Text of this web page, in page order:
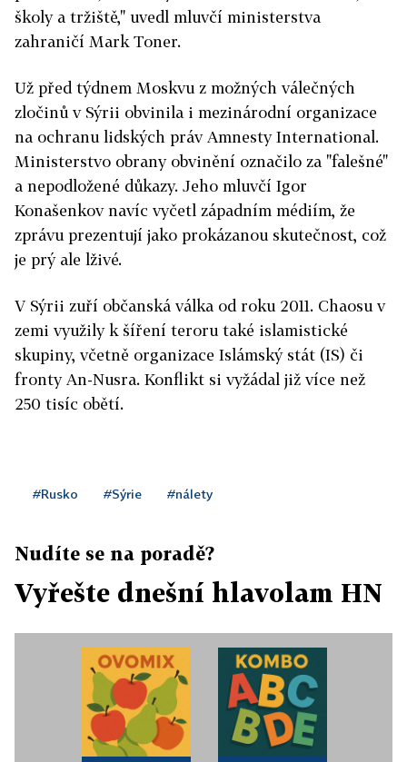
školy a tržiště," uvedl mluvčí ministerstva
zahraničí Mark Toner.
Už před týdnem Moskvu z možných válečných
zločinů v Sýrii obvinila i mezinárodní organizace
na ochranu lidských práv Amnesty International.
Ministerstvo obrany obvinění označilo za "falešné"
a nepodložené důkazy. Jeho mluvčí Igor
Konašenkov navíc vyčetl západním médiím, že
zprávu prezentují jako prokázanou skutečnost, což
je prý ale lživé.
V Sýrii zuří občanská válka od roku 2011. Chaosu v
zemi využily k šíření teroru také islamistické
skupiny, včetně organizace Islámský stát (IS) či
fronty An-Nusra. Konflikt si vyžádal již více než
250 tisíc obětí.
#Rusko #Sýrie #nálety
Nudíte se na poradě?
Vyřešte dnešní hlavolam HN